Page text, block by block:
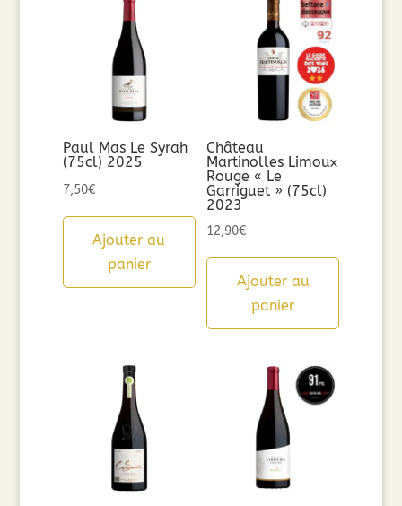
Paul Mas Le Syrah
(75cl) 2025
7,50€
Ajouter au
panier
Château
Martinolles Limoux
Rouge « Le
Garriguet » (75cl)
2023
12,90€
Ajouter au
panier